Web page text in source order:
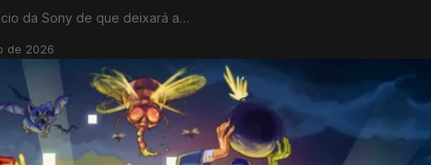
da Sony de que deixará a…
de 2026